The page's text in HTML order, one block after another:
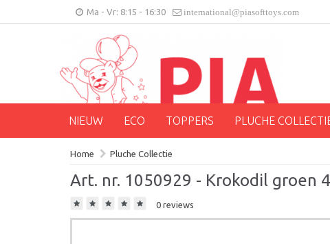
Ma - Vr: 8:15 - 16:30 international@piasofttoys.com
NIEUW ECO TOPPERS PLUCHE
Home Pluche Collectie
Art. nr. 1050929 - Krokodil groen
0 reviews